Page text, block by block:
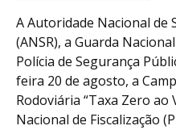
A Autoridade Nacional de
(ANSR), a Guarda
Polícia de Segurança
feira 20 de agosto, a
Rodoviária “Taxa Zero ao
Nacional de Fiscalização